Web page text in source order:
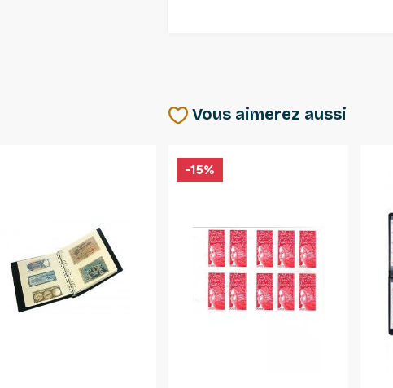
Vous aimerez aussi
-15%